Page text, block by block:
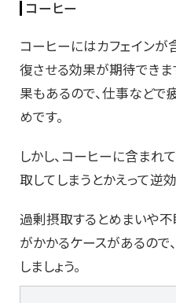
コーヒー
コーヒーにはカフェインが
復させる効果が期待できま
果もあるので、仕事などで
めです。
しかし、コーヒーに含まれ
取してしまうとかえって逆
過剰摂取するとめまいや不
がかかるケースがあるので
しましょう。